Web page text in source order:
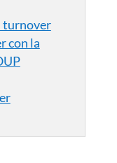
turnover
con la